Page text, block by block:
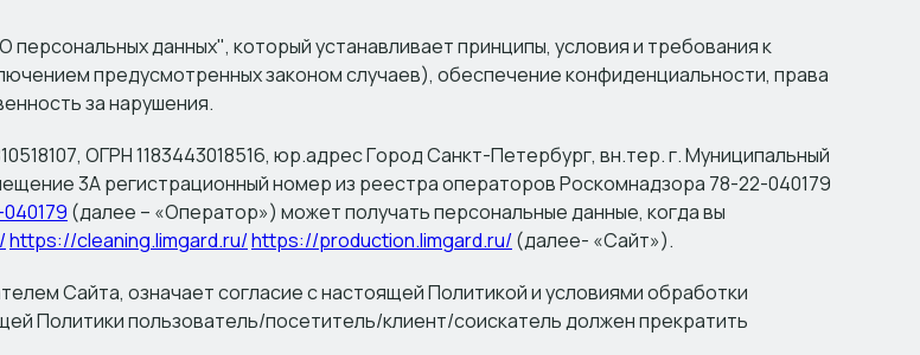
данных", который устанавливает принципы, условия и требования к
предусмотренных законом случаев), обеспечение конфиденциальности, права
за нарушения.
ОГРН 1183443018516, юр.адрес Город Санкт-Петербург, вн.тер. г. Муниципальный
3А регистрационный номер из реестра операторов Роскомнадзора 78-22-040179
(далее – «Оператор») может получать персональные данные, когда вы
https://cleaning.limgard.ru/https://production.limgard.ru/(далее- «Сайт»).
Сайта, означает согласие с настоящей Политикой и условиями обработки
Политики пользователь/посетитель/клиент/соискатель должен прекратить